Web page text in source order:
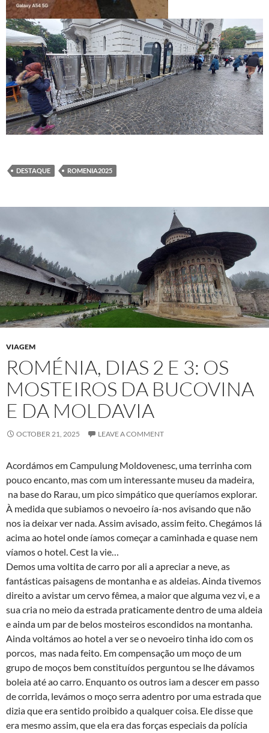
DESTAQUE ROMENIA2025
VIAGEM
ROMÉNIA, DIAS 2 E 3: OS
MOSTEIROS DA BUCOVINA
E DA MOLDAVIA
OCTOBER 21, 2025 LEAVE A COMMENT
Acordámos em Campulung Moldovenesc, uma terrinha com
pouco encanto, mas com um interessante museu da madeira,
na base do Rarau, um pico simpático que queríamos explorar.
À medida que subiamos o nevoeiro ía-nos avisando que não
nos ia deixar ver nada. Assim avisado, assim feito. Chegámos lá
acima ao hotel onde íamos começar a caminhada e quase nem
víamos o hotel. Cest la vie…
Demos uma voltita de carro por ali a apreciar a neve, as
fantásticas paisagens de montanha e as aldeias. Ainda tivemos
direito a avistar um cervo fêmea, a maior que alguma vez vi, e a
sua cria no meio da estrada praticamente dentro de uma aldeia
e ainda um par de belos mosteiros escondidos na montanha.
Ainda voltámos ao hotel a ver se o nevoeiro tinha ido com os
porcos, mas nada feito. Em compensação um moço de um
grupo de moços bem constituídos perguntou se lhe dávamos
boleia até ao carro. Enquanto os outros iam a descer em passo
de corrida, levámos o moço serra adentro por uma estrada que
dizia que era sentido proibido a qualquer coisa. Ele disse que
era mesmo assim, que ela era das forças especiais da polícia